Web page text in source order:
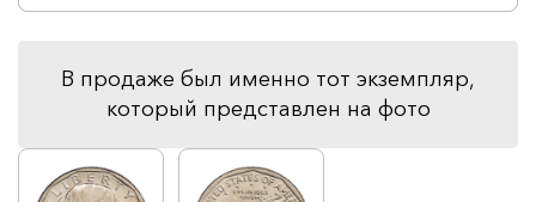
В продаже был именно тот экземпляр,
который представлен на фото